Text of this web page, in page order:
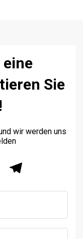
eine
Sie
wir werden uns